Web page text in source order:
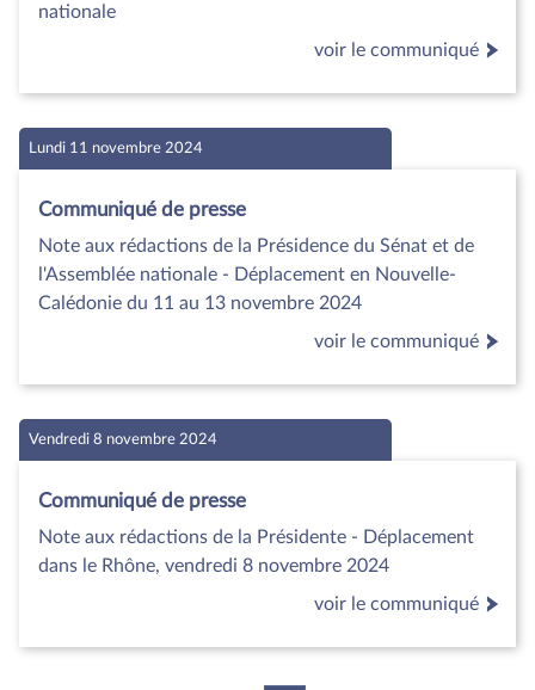
nationale
voir le communiqué
Lundi 11 novembre 2024
Communiqué de presse
Note aux rédactions de la Présidence du Sénat et de
l'Assemblée nationale - Déplacement en Nouvelle‐
Calédonie du 11 au 13 novembre 2024
voir le communiqué
Vendredi 8 novembre 2024
Communiqué de presse
Note aux rédactions de la Présidente - Déplacement
dans le Rhône, vendredi 8 novembre 2024
voir le communiqué